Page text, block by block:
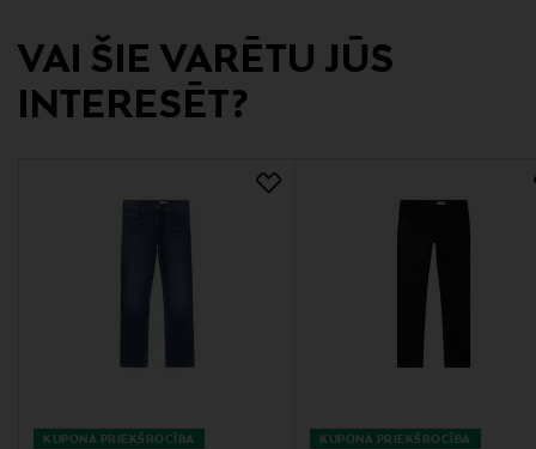
Ražotājs
TIGER OF SWEDEN FINLAND OY
Unioninkatu 22, 00130 Helsinki, Finland
customercare@tigerofsweden.se
VAI ŠIE VARĒTU JŪS
INTERESĒT?
KUPONA PRIEKŠROCĪBA KUPONA PRIEKŠROCĪBA